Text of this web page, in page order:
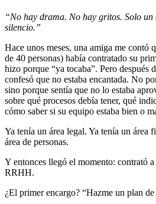
“No hay drama. No hay gritos. Solo un
silencio.”
Hace unos meses, una amiga me contó
de 40 personas) había contratado su
hizo porque “ya tocaba”. Pero después
confesó que no estaba encantada. No
sino porque sentía que no lo estaba
sobre qué procesos debía tener, qué
cómo saber si su equipo estaba bien o
Ya tenía un área legal. Ya tenía un área
área de personas.
Y entonces llegó el momento: contrató
RRHH.
¿El primer encargo? “Hazme un plan